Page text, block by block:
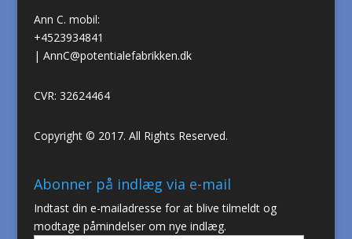
Ann C. mobil:
+4523934841
| AnnC@potentialefabrikken.dk
CVR: 32624464
Copyright © 2017. All Rights Reserved.
Abonner på indlæg via e-mail
Indtast din e-mailadresse for at blive tilmeldt og
modtage påmindelser om nye indlæg.